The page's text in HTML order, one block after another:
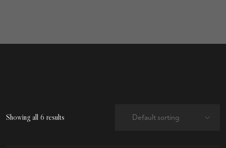
Showing all 6 results Default sorting